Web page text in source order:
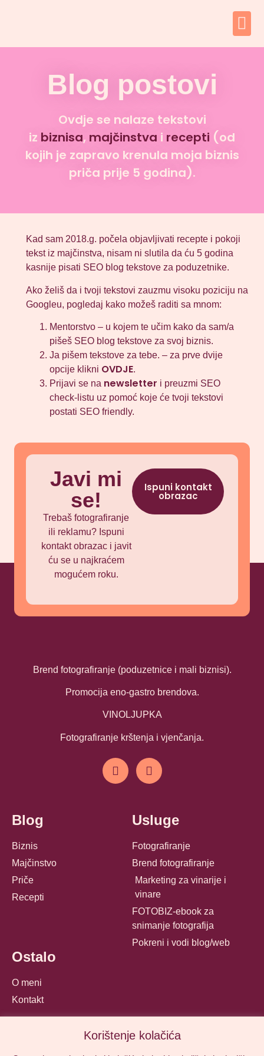
Blog postovi
Ovdje se nalaze tekstovi
iz biznisa, majčinstva i recepti (od
kojih je zapravo krenula moja biznis
priča prije 5 godina).
Kad sam 2018.g. počela objavljivati recepte i pokoji
tekst iz majčinstva, nisam ni slutila da ću 5 godina
kasnije pisati SEO blog tekstove za poduzetnike.
Ako želiš da i tvoji tekstovi zauzmu visoku poziciju na
Googleu, pogledaj kako možeš raditi sa mnom:
Mentorstvo – u kojem te učim kako da sam/a
pišeš SEO blog tekstove za svoj biznis.
Ja pišem tekstove za tebe. – za prve dvije
opcije klikni OVDJE.
Prijavi se na newsletter i preuzmi SEO
check-listu uz pomoć koje će tvoji tekstovi
postati SEO friendly.
Javi mi
se!
Trebaš fotografiranje
ili reklamu? Ispuni
kontakt obrazac i javit
ću se u najkraćem
mogućem roku.
Ispuni kontakt
obrazac
Brend fotografiranje (poduzetnice i mali biznisi).
Promocija eno-gastro brendova.
VINOLJUPKA
Fotografiranje krštenja i vjenčanja.
Blog
Biznis
Majčinstvo
Priče
Recepti
Usluge
Fotografiranje
Brend fotografiranje
Marketing za vinarije i
vinare
FOTOBIZ-ebook za
snimanje fotografija
Pokreni i vodi blog/web
Ostalo
O meni
Kontakt
Korištenje kolačića